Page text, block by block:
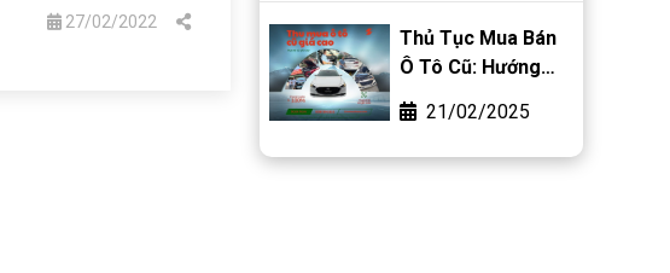
27/02/2022
Thủ Tục Mua Bán
Ô Tô Cũ: Hướng
Z
21/02/2025